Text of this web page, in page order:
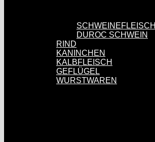
SCHWEINEFLEISCH
DUROC SCHWEIN
RIND
KANINCHEN
KALBFLEISCH
GEFLÜGEL
WURSTWAREN